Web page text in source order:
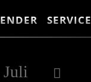
SERVICE
Juli